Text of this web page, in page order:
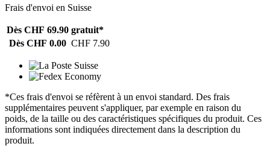
Frais d'envoi en Suisse
Dès CHF 69.90 gratuit*
Dès CHF 0.00 CHF 7.90
*Ces frais d'envoi se réfèrent à un envoi standard. Des frais
supplémentaires peuvent s'appliquer, par exemple en raison du
poids, de la taille ou des caractéristiques spécifiques du produit. Ces
informations sont indiquées directement dans la description du
produit.